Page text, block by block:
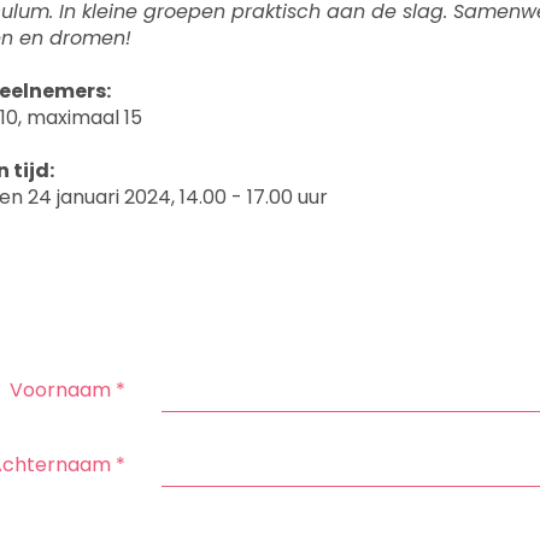
In kleine groepen praktisch aan de slag.
en dromen!
maximaal 15
tijd:
24 januari 2024, 14.00 - 17.00 uur
Voornaam *
*